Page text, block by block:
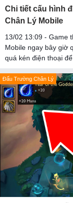
Chi tiết cấu hình
Chân Lý Mobile
13/02 13:09 - Game
Mobile ngay bây giờ
quá kén điện thoại
Đấu Trường Chân Lý